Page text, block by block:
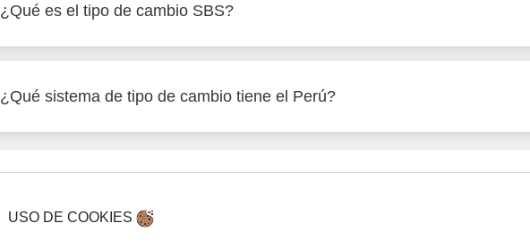
¿Qué es el tipo de cambio SBS?
¿Qué sistema de tipo de cambio tiene el Perú?
USO DE COOKIES